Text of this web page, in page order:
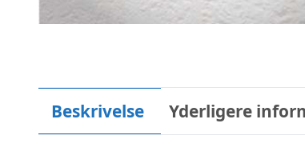
Beskrivelse Yderligere